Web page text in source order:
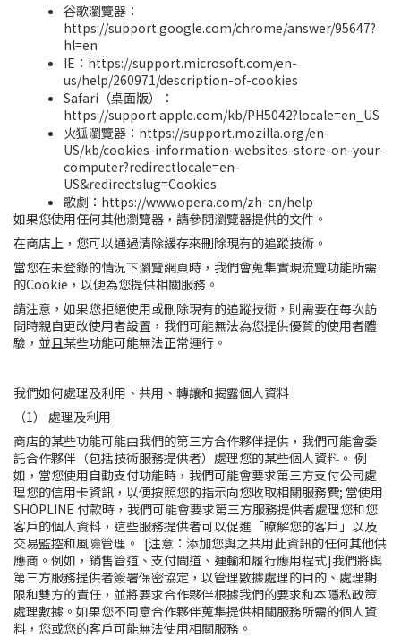
谷歌瀏覽器：
https://support.google.com/chrome/answer/95647?
hl=en
IE：https://support.microsoft.com/en-
us/help/260971/description-of-cookies
Safari（桌面版）：
https://support.apple.com/kb/PH5042?locale=en_US
火狐瀏覽器：https://support.mozilla.org/en-
US/kb/cookies-information-websites-store-on-your-
computer?redirectlocale=en-
US&redirectslug=Cookies
歌劇：https://www.opera.com/zh-cn/help
如果您使用任何其他瀏覽器，請參閱瀏覽器提供的文件。
在商店上，您可以通過清除緩存來刪除現有的追蹤技術。
當您在未登錄的情況下瀏覽網頁時，我們會蒐集實現流覽功能所需
的Cookie，以便為您提供相關服務。
請注意，如果您拒絕使用或刪除現有的追蹤技術，則需要在每次訪
問時親自更改使用者設置，我們可能無法為您提供優質的使用者體
驗，並且某些功能可能無法正常運行。
我們如何處理及利用、共用、轉讓和揭露個人資料
（1） 處理及利用
商店的某些功能可能由我們的第三方合作夥伴提供，我們可能會委
託合作夥伴（包括技術服務提供者）處理您的某些個人資料 。 例
如，當您使用自動支付功能時，我們可能會要求第三方支付公司處
理您的信用卡資訊，以便按照您的指示向您收取相關服務費; 當使用
SHOPLINE 付款時，我們可能會要求第三方服務提供者處理您和您
客戶的個人資料，這些服務提供者可以促進「瞭解您的客戶」以及
交易監控和風險管理。 [注意：添加您與之共用此資訊的任何其他供
應商。例如，銷售管道、支付閘道、運輸和履行應用程式]我們將與
第三方服務提供者簽署保密協定，以管理數據處理的目的、處理期
限和雙方的責任，並將要求合作夥伴根據我們的要求和本隱私政策
處理數據。如果您不同意合作夥伴蒐集提供相關服務所需的個人資
料，您或您的客戶可能無法使用相關服務。